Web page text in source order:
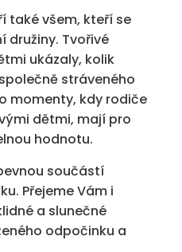
také všem, kteří se
družiny. Tvořivé
ukázaly, kolik
stráveného
momenty, kdy rodiče
dětmi, mají pro
hodnotu.
součástí
Přejeme Vám i
a slunečné
odpočinku a